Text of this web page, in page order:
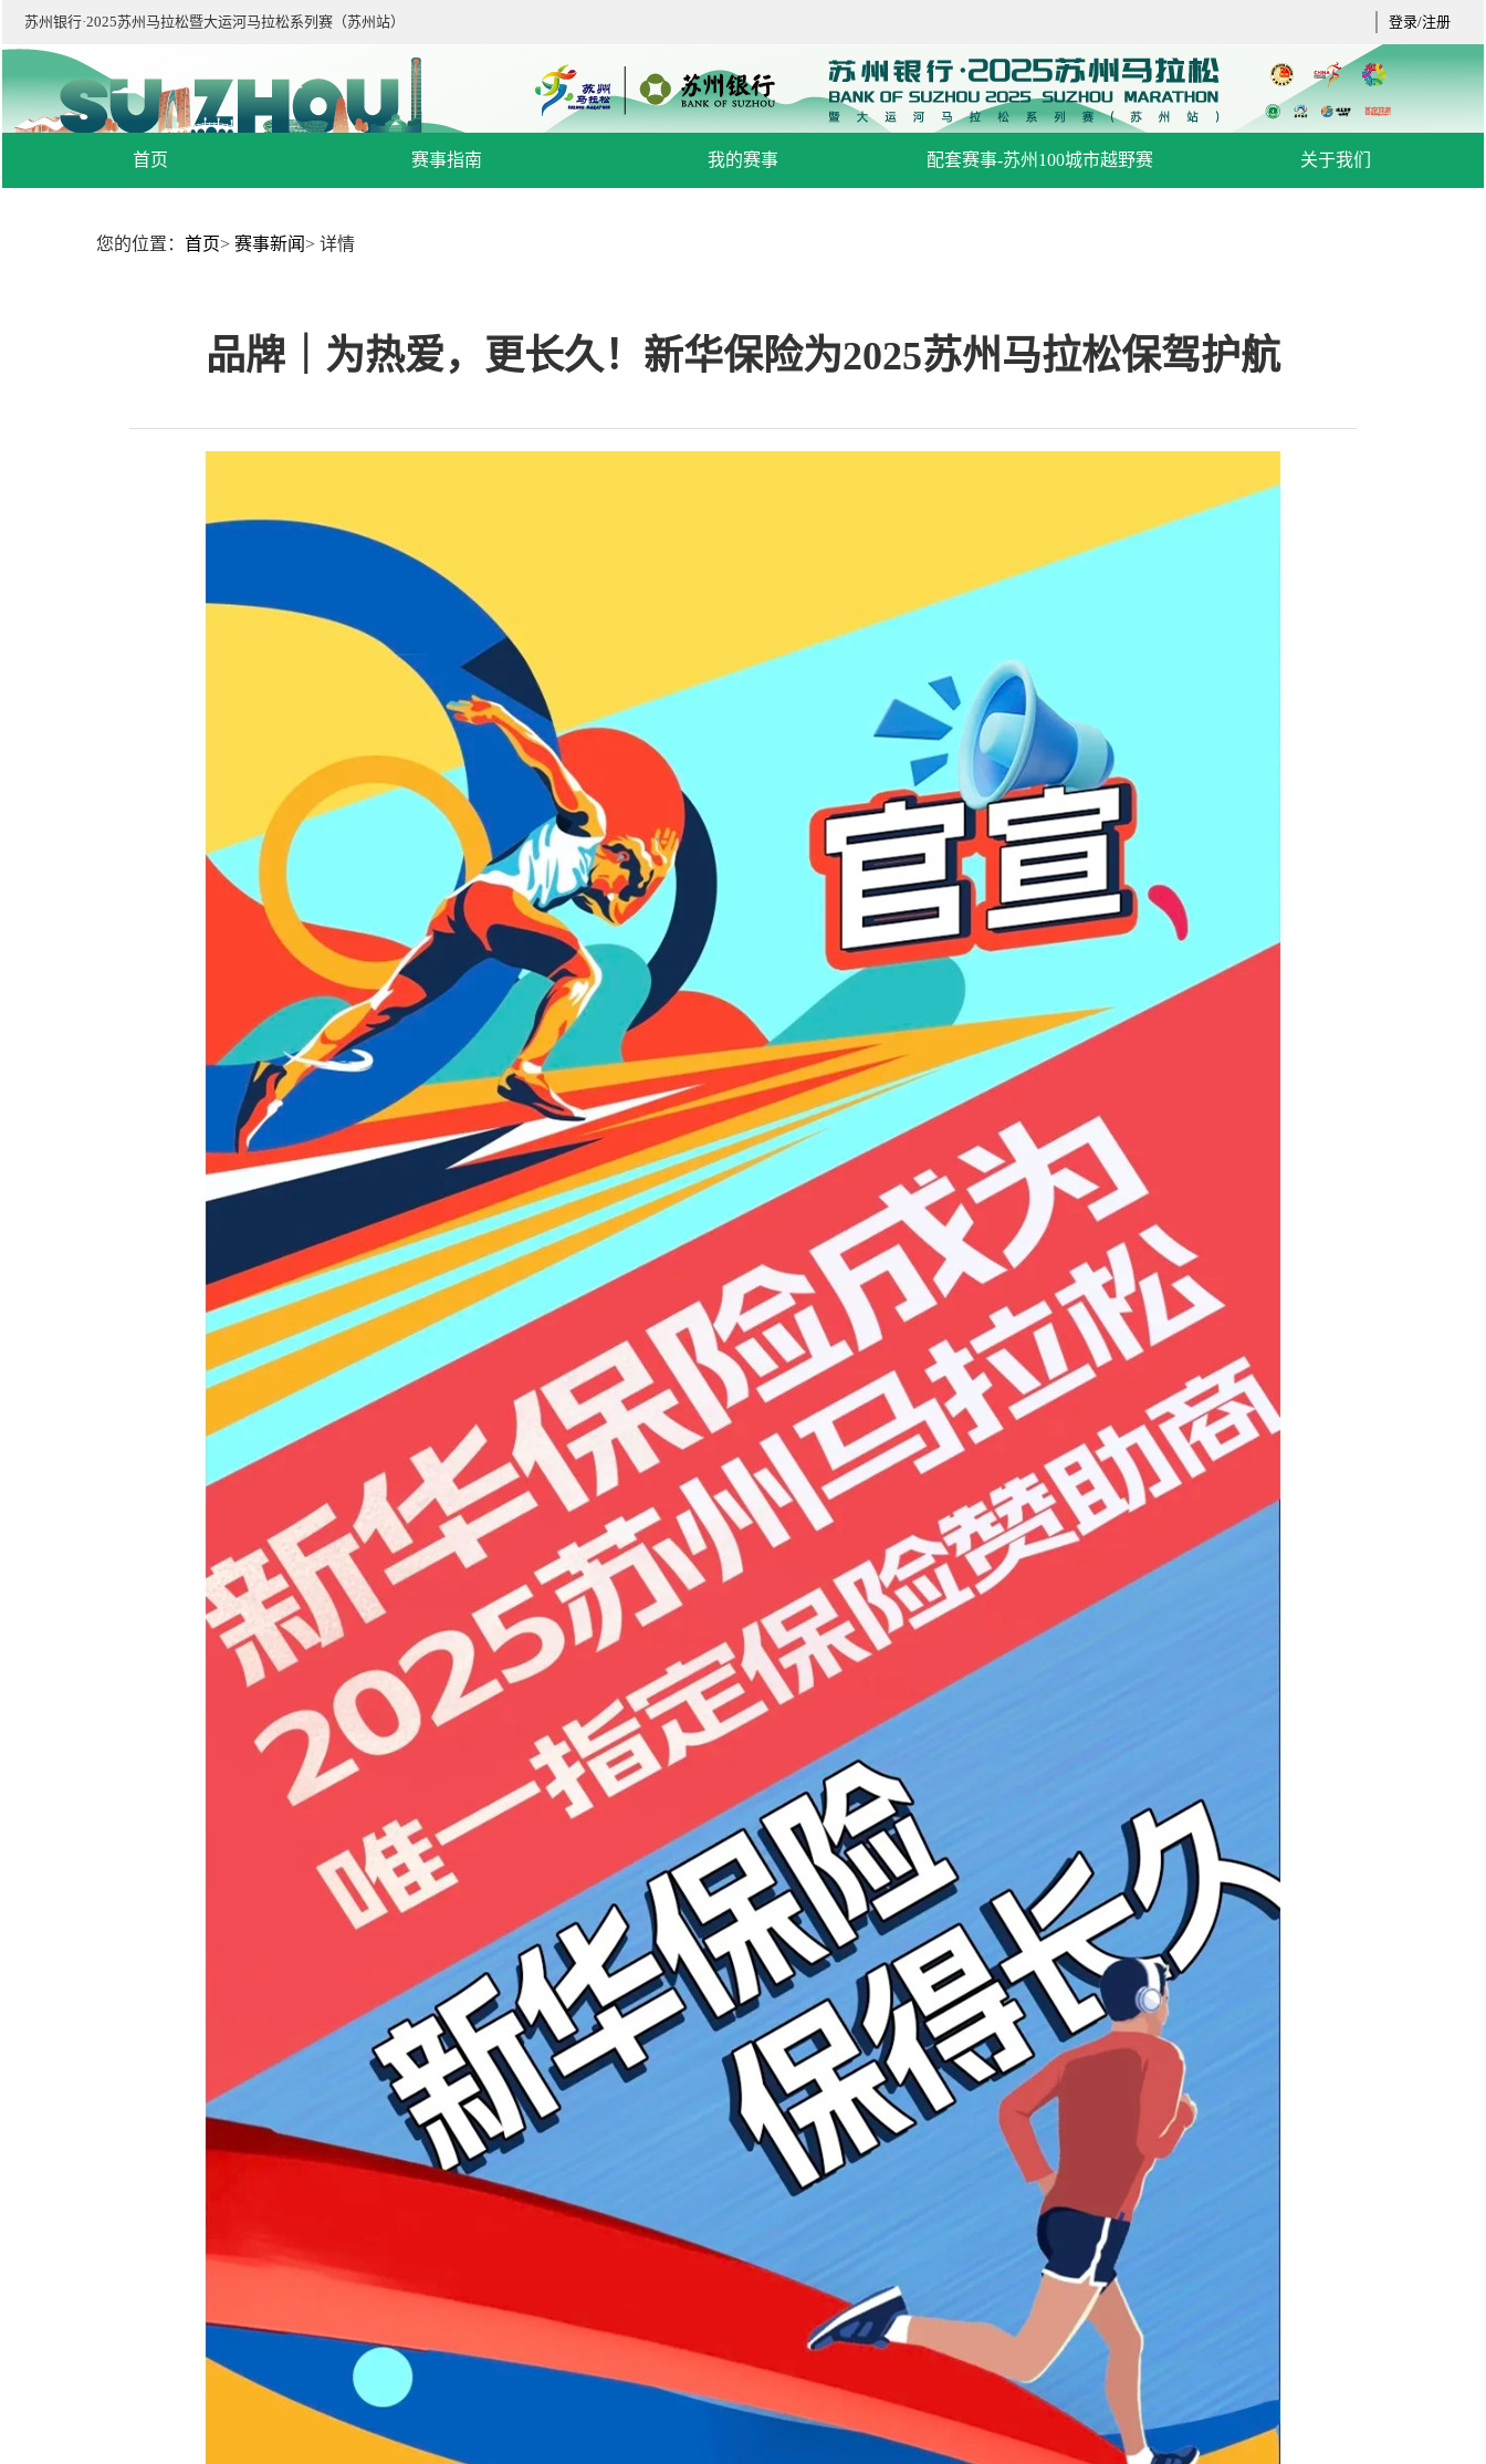
苏州银行·2025苏州马拉松暨大运河马拉松系列赛（苏州站） 登录/注册
首页 赛事指南 我的赛事 配套赛事-苏州100城市越野赛 关于我们
您的位置： 首页> 赛事新闻> 详情
品牌｜为热爱，更长久！新华保险为2025苏州马拉松保驾护航